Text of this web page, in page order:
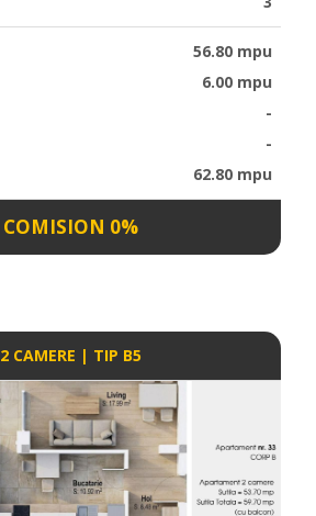
56.80 mpu
6.00 mpu
-
-
62.80 mpu
COMISION 0%
2 CAMERE | TIP B5